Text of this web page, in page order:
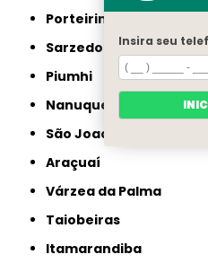
Porteirinha
Sarzedo
Piumhi
Nanuque
São Joaquim de Bicas
Araçuaí
Várzea da Palma
Taiobeiras
Itamarandiba
Insira seu